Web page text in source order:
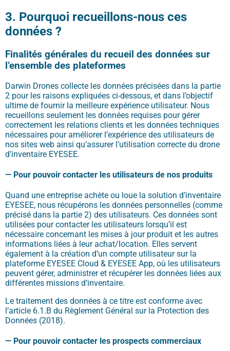
3. Pourquoi recueillons-nous ces
données ?
Finalités générales du recueil des données sur
l’ensemble des plateformes
Darwin Drones collecte les données précisées dans la partie
2 pour les raisons expliquées ci-dessous, et dans l’objectif
ultime de fournir la meilleure expérience utilisateur. Nous
recueillons seulement les données requises pour gérer
correctement les relations clients et les données techniques
nécessaires pour améliorer l’expérience des utilisateurs de
nos sites web ainsi qu’assurer l’utilisation correcte du drone
d’inventaire EYESEE.
— Pour pouvoir contacter les utilisateurs de nos produits
Quand une entreprise achète ou loue la solution d’inventaire
EYESEE, nous récupérons les données personnelles (comme
précisé dans la partie 2) des utilisateurs. Ces données sont
utilisées pour contacter les utilisateurs lorsqu’il est
nécessaire concernant les mises à jour produit et les autres
informations liées à leur achat/location. Elles servent
également à la création d’un compte utilisateur sur la
plateforme EYESEE Cloud & EYESEE App, où les utilisateurs
peuvent gérer, administrer et récupérer les données liées aux
différentes missions d’inventaire.
Le traitement des données à ce titre est conforme avec
l’article 6.1.B du Règlement Général sur la Protection des
Données (2018).
— Pour pouvoir contacter les prospects commerciaux